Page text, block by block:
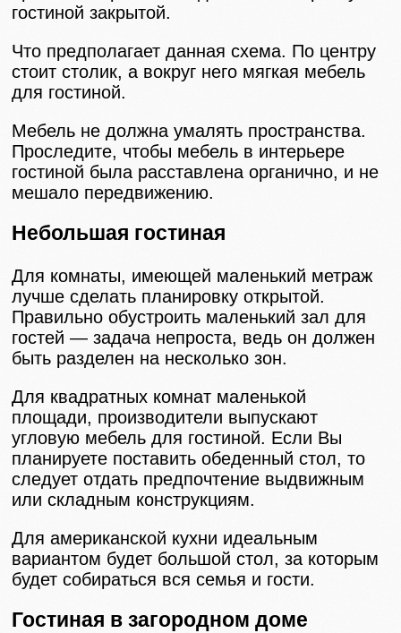
гостиной закрытой.
Что предполагает данная схема. По центру
стоит столик, а вокруг него мягкая мебель
для гостиной.
Мебель не должна умалять пространства.
Проследите, чтобы мебель в интерьере
гостиной была расставлена органично, и не
мешало передвижению.
Небольшая гостиная
Для комнаты, имеющей маленький метраж
лучше сделать планировку открытой.
Правильно обустроить маленький зал для
гостей — задача непроста, ведь он должен
быть разделен на несколько зон.
Для квадратных комнат маленькой
площади, производители выпускают
угловую мебель для гостиной. Если Вы
планируете поставить обеденный стол, то
следует отдать предпочтение выдвижным
или складным конструкциям.
Для американской кухни идеальным
вариантом будет большой стол, за которым
будет собираться вся семья и гости.
Гостиная в загородном доме